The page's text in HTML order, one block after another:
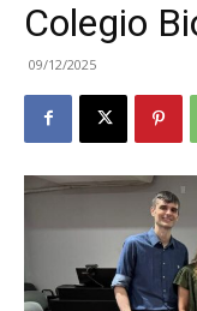
Colegio
09/12/2025